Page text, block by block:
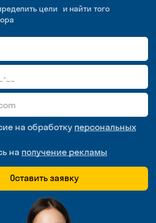
цели и найти того
на обработку персональных
на получение рекламы
Оставить заявку